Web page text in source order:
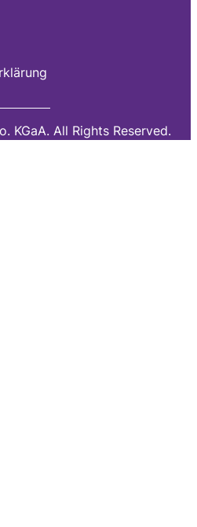
KGaA. All Rights Reserved.